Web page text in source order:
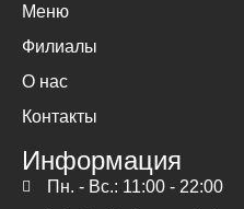
Меню
Филиалы
О нас
Контакты
Информация
Пн. - Вс.: 11:00 - 22:00